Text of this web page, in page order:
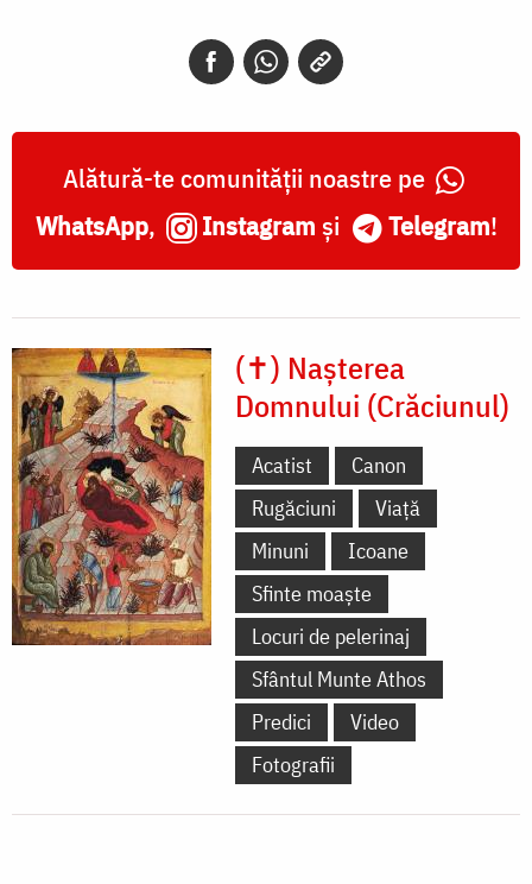
Alătură-te comunității noastre pe
WhatsApp, Instagram și Telegram!
(✝) Nașterea
Domnului (Crăciunul)
Acatist
Canon
Rugăciuni
Viață
Minuni
Icoane
Sfinte moaște
Locuri de pelerinaj
Sfântul Munte Athos
Predici
Video
Fotografii